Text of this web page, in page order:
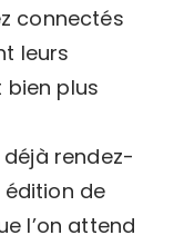
connectés
leurs
bien plus
déjà rendez-
de
l’on attend